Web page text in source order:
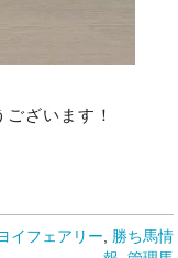
ざいます！
イフェアリー, 勝ち馬情